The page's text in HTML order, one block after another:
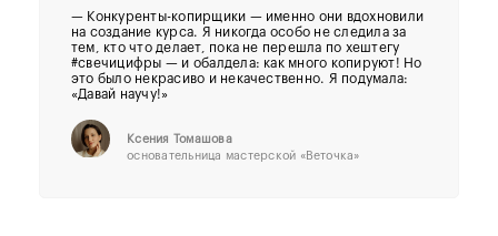
— Конкуренты-копирщики — именно они вдохновили
на создание курса. Я никогда особо не следила за
тем, кто что делает, пока не перешла по хештегу
#свечицифры — и обалдела: как много копируют! Но
это было некрасиво и некачественно. Я подумала:
«Давай научу!»
Ксения Томашова
основательница мастерской «Веточка»